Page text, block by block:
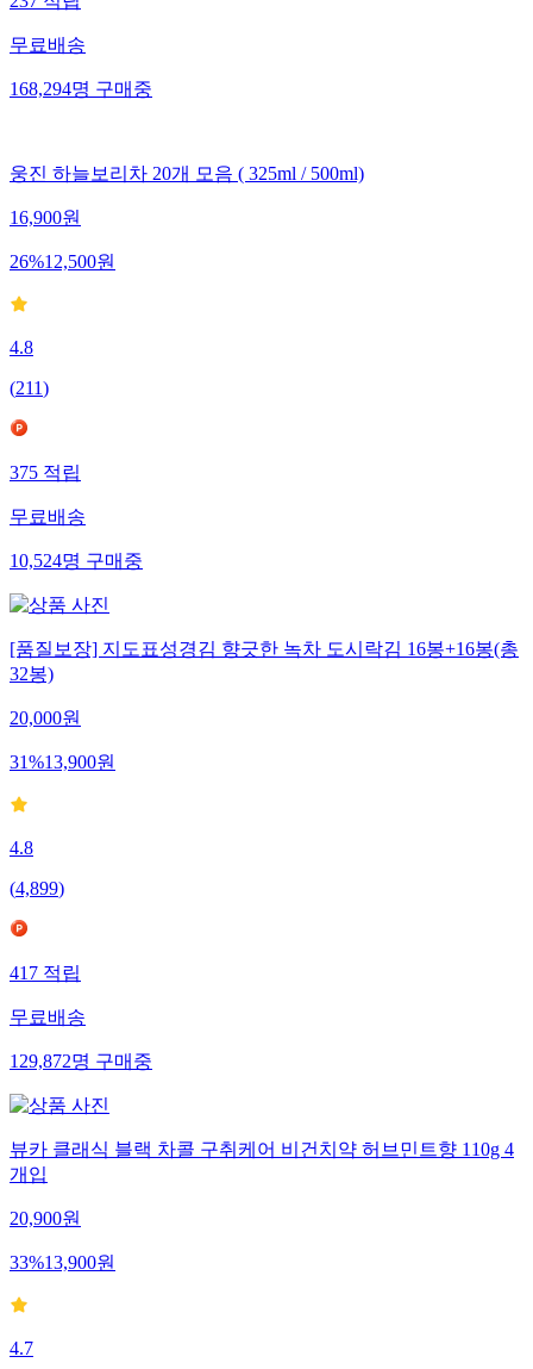
무료배송
168,294명 구매중
웅진 하늘보리차 20개 모음 ( 325ml / 500ml)
16,900원
26%12,500원
4.8
(211)
375적립
무료배송
10,524명구매중
[품질보장] 지도표성경김 향긋한 녹차 도시락김 16봉+16봉(총
32봉)
20,000원
31%13,900원
4.8
(4,899)
417적립
무료배송
129,872명구매중
뷰카 클래식 블랙 차콜 구취케어 비건치약 허브민트향 110g 4
개입
20,900원
33%13,900원
4.7